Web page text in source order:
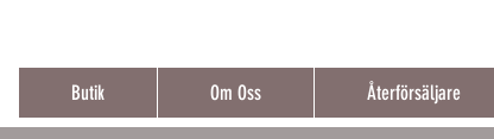
Butik Om Oss Återförsäljare